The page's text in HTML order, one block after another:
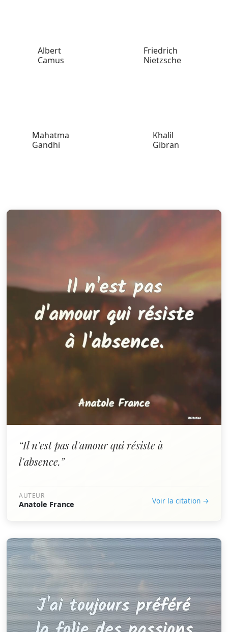
Albert
Camus
Friedrich
Nietzsche
Mahatma
Gandhi
Khalil
Gibran
“Il n'est pas d'amour qui résiste à
l'absence.”
AUTEUR
Anatole France Voir la citation →